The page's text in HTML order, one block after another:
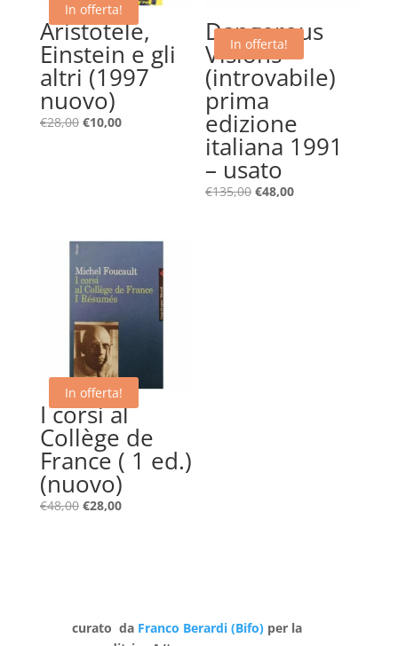
In offerta!
Aristotele,
Einstein e gli
altri (1997
nuovo)
€28,00 Il
€10,00Il
In offerta!
Dangerous
Visions –
(introvabile)
prima
edizione
italiana 1991
– usato
€135,00 Il
€48,00Il
In offerta!
I corsi al
Collège de
France ( 1 ed.)
(nuovo)
€48,00 Il
€28,00Il
curato da Franco Berardi (Bifo) per la